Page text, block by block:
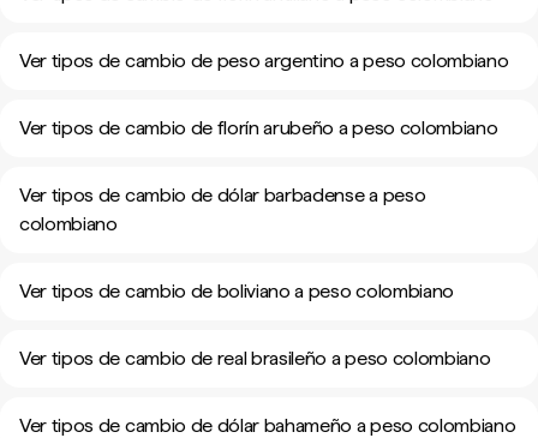
Ver tipos de cambio de peso argentino a peso colombiano
Ver tipos de cambio de florín arubeño a peso colombiano
Ver tipos de cambio de dólar barbadense a peso
colombiano
Ver tipos de cambio de boliviano a peso colombiano
Ver tipos de cambio de real brasileño a peso colombiano
Ver tipos de cambio de dólar bahameño a peso colombiano